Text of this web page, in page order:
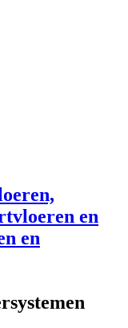
en
en